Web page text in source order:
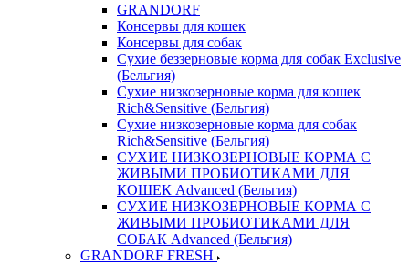
GRANDORF
Консервы для кошек
Консервы для собак
Сухие беззерновые корма для собак Exclusive
(Бельгия)
Сухие низкозерновые корма для кошек
Rich&Sensitive (Бельгия)
Сухие низкозерновые корма для собак
Rich&Sensitive (Бельгия)
СУХИЕ НИЗКОЗЕРНОВЫЕ КОРМА С
ЖИВЫМИ ПРОБИОТИКАМИ ДЛЯ
КОШЕК Advanced (Бельгия)
СУХИЕ НИЗКОЗЕРНОВЫЕ КОРМА С
ЖИВЫМИ ПРОБИОТИКАМИ ДЛЯ
СОБАК Advanced (Бельгия)
GRANDORF FRESH